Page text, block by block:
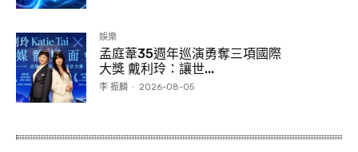
娛樂
孟庭葦35週年巡演勇奪三項國際
大獎 戴利玲：讓世...
李 振麟 - 2026-08-05